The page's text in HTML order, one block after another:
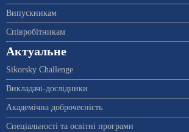
Випускникам
Співробітникам
Актуальне
Sikorsky Challenge
Викладачі-дослідники
Академічна доброчесність
Спеціальності та освітні програми